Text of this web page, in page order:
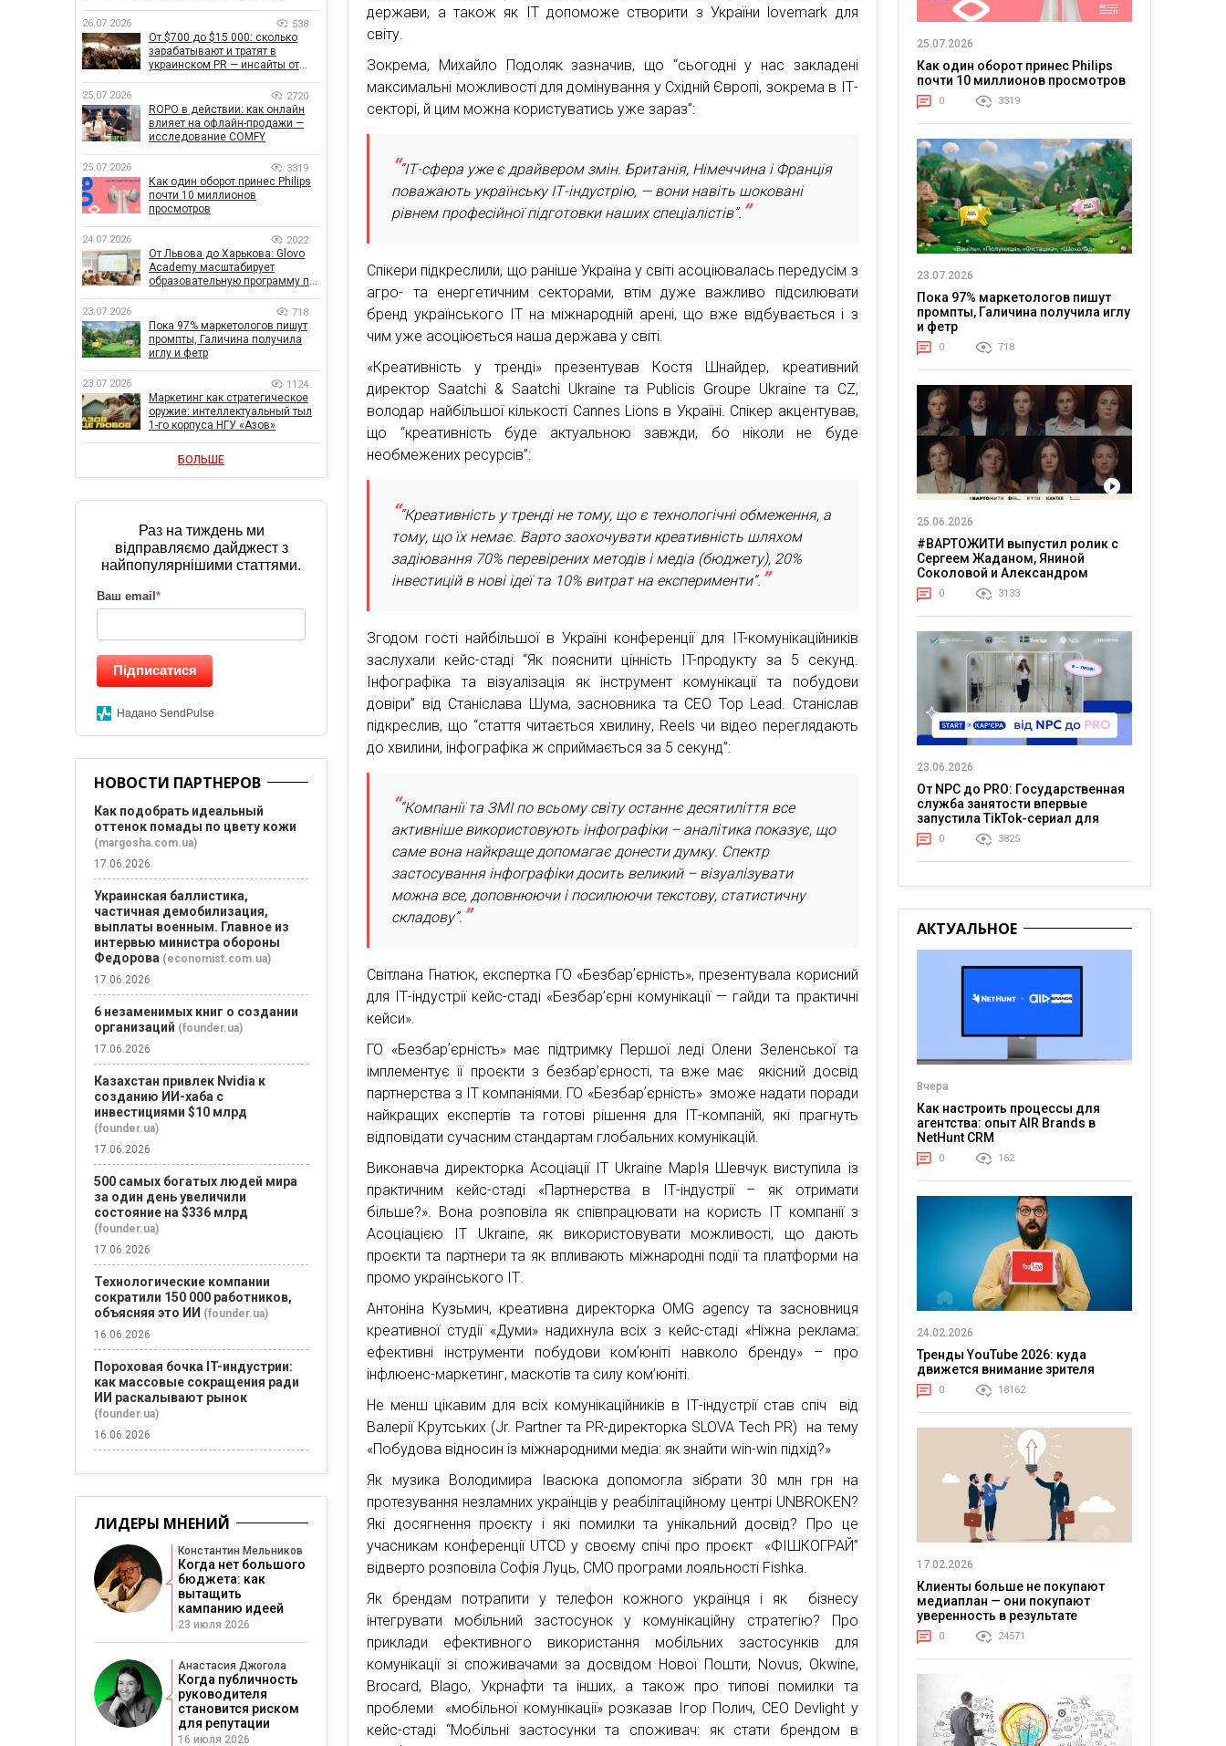
держави, а також як ІТ допоможе створити з України lovemark для
світу.
Зокрема, Михайло Подоляк зазначив, що “сьогодні у нас закладені
максимальні можливості для домінування у Східній Європі, зокрема в ІТ-
секторі, й цим можна користуватись уже зараз”:
“ІТ-сфера уже є драйвером змін. Британія, Німеччина і Франція
поважають українську ІТ-індустрію, — вони навіть шоковані
рівнем професійної підготовки наших спеціалістів”.
Спікери підкреслили, що раніше Україна у світі асоціювалась передусім з
агро- та енергетичним секторами, втім дуже важливо підсилювати
бренд українського ІТ на міжнародній арені, що вже відбувається і з
чим уже асоціюється наша держава у світі.
«Креативність у тренді» презентував Костя Шнайдер, креативний
директор Saatchi & Saatchi Ukraine та Publicis Groupe Ukraine та CZ,
володар найбільшої кількості Cannes Lions в Україні. Спікер акцентував,
що “креативність буде актуальною завжди, бо ніколи не буде
необмежених ресурсів”:
“Креативність у тренді не тому, що є технологічні обмеження, а
тому, що їх немає. Варто заохочувати креативність шляхом
задіювання 70% перевірених методів і медіа (бюджету), 20%
інвестицій в нові ідеї та 10% витрат на експерименти”.
Згодом гості найбільшої в Україні конференції для IT-комунікаційників
заслухали кейс-стаді “Як пояснити цінність IT-продукту за 5 секунд.
Інфографіка та візуалізація як інструмент комунікації та побудови
довіри” від Станіслава Шума, засновника та CEO Top Lead. Станіслав
підкреслив, що “стаття читається хвилину, Reels чи відео переглядають
до хвилини, інфографіка ж сприймається за 5 секунд”:
“Компанії та ЗМІ по всьому світу останнє десятиліття все
активніше використовують інфографіки – аналітика показує, що
саме вона найкраще допомагає донести думку. Спектр
застосування інфографіки досить великий – візуалізувати
можна все, доповнюючи і посилюючи текстову, статистичну
складову”.
Світлана Гнатюк, експертка ГО «Безбарʼєрність», презентувала корисний
для ІТ-індустрії кейс-стаді «Безбар’єрні комунікації — гайди та практичні
кейси».
ГО «Безбарʼєрність» має підтримку Першої леді Олени Зеленської та
імплементує її проєкти з безбар’єрності, та вже має якісний досвід
партнерства з ІТ компаніями. ГО «Безбарʼєрність» зможе надати поради
найкращих експертів та готові рішення для ІТ-компаній, які прагнуть
відповідати сучасним стандартам глобальних комунікацій.
Виконавча директорка Асоціації IT Ukraine МарІя Шевчук виступила із
практичним кейс-стаді «Партнерства в ІТ-індустрії – як отримати
більше?». Вона розповіла як співпрацювати на користь ІТ компанії з
Асоціацією ІТ Ukraine, як використовувати можливості, що дають
проєкти та партнери та як впливають міжнародні події та платформи на
промо українського ІТ.
Антоніна Кузьмич, креативна директорка OMG agency та засновниця
креативної студії «Думи» надихнула всіх з кейс-стаді «Ніжна реклама:
ефективні інструменти побудови комʼюніті навколо бренду» – про
інфлюенс-маркетинг, маскотів та силу ком’юніті.
Не менш цікавим для всіх комунікаційників в ІТ-індустрії став спіч від
Валерії Крутських (Jr. Partner та PR-директорка SLOVA Tech PR) на тему
«Побудова відносин із міжнародними медіа: як знайти win-win підхід?»
Як музика Володимира Івасюка допомогла зібрати 30 млн грн на
протезування незламних українців у реабілітаційному центрі UNBROKEN?
Які досягнення проєкту і які помилки та унікальний досвід? Про це
учасникам конференції UTCD у своєму спічі про проєкт «ФІШКОГРАЙ”
відверто розповіла Софія Луць, CMO програми лояльності Fishka.
Як брендам потрапити у телефон кожного українця і як бізнесу
інтегрувати мобільний застосунок у комунікаційну стратегію? Про
приклади ефективного використання мобільних застосунків для
комунікації зі споживачами за досвідом Нової Пошти, Novus, Okwine,
Brocard, Blago, Укрнафти та інших, а також про типові помилки та
проблеми «мобільної комунікації» розказав Ігор Полич, СЕО Devlight у
кейс-стаді “Мобільні застосунки та споживач: як стати брендом в
26.07.2026 538
От $700 до $15 000: сколько
зарабатывают и тратят в
украинском PR — инсайты от
25.07.2026 2720
ROPO в действии: как онлайн
влияет на офлайн-продажи —
исследование COMFY
25.07.2026 3319
Как один оборот принес Philips
почти 10 миллионов
просмотров
24.07.2026 2022
От Львова до Харькова: Glovo
Academy масштабирует
образовательную программу по
23.07.2026 718
Пока 97% маркетологов пишут
промпты, Галичина получила
иглу и фетр
23.07.2026 1124
Маркетинг как стратегическое
оружие: интеллектуальный тыл
1-го корпуса НГУ «Азов»
БОЛЬШЕ
Раз на тиждень ми
відправляємо дайджест з
найпопулярнішими статтями.
Ваш email *
Підписатися
Надано SendPulse
НОВОСТИ ПАРТНЕРОВ
Как подобрать идеальный
оттенок помады по цвету кожи
(margosha.com.ua)
17.06.2026
Украинская баллистика,
частичная демобилизация,
выплаты военным. Главное из
интервью министра обороны
Федорова (economist.com.ua)
17.06.2026
6 незаменимых книг о создании
организаций (founder.ua)
17.06.2026
Казахстан привлек Nvidia к
созданию ИИ-хаба с
инвестициями $10 млрд
(founder.ua)
17.06.2026
500 самых богатых людей мира
за один день увеличили
состояние на $336 млрд
(founder.ua)
17.06.2026
Технологические компании
сократили 150 000 работников,
объясняя это ИИ (founder.ua)
16.06.2026
Пороховая бочка IT-индустрии:
как массовые сокращения ради
ИИ раскалывают рынок
(founder.ua)
16.06.2026
ЛИДЕРЫ МНЕНИЙ
Константин Мельников
Когда нет большого
бюджета: как
вытащить
кампанию идеей
23 июля 2026
Анастасия Джогола
Когда публичность
руководителя
становится риском
для репутации
16 июля 2026
25.07.2026
Как один оборот принес Philips
почти 10 миллионов просмотров
0 3319
23.07.2026
Пока 97% маркетологов пишут
промпты, Галичина получила иглу
и фетр
0 718
25.06.2026
#ВАРТОЖИТИ выпустил ролик с
Сергеем Жаданом, Яниной
Соколовой и Александром
Тереном о жизни в постоянном
напряжении
0 3133
23.06.2026
От NPC до PRO: Государственная
служба занятости впервые
запустила TikTok-сериал для
молодежи
0 3825
АКТУАЛЬНОЕ
Вчера
Как настроить процессы для
агентства: опыт AIR Brands в
NetHunt CRM
0 162
24.02.2026
Тренды YouTube 2026: куда
движется внимание зрителя
0 18162
17.02.2026
Клиенты больше не покупают
медиаплан — они покупают
уверенность в результате
0 24571